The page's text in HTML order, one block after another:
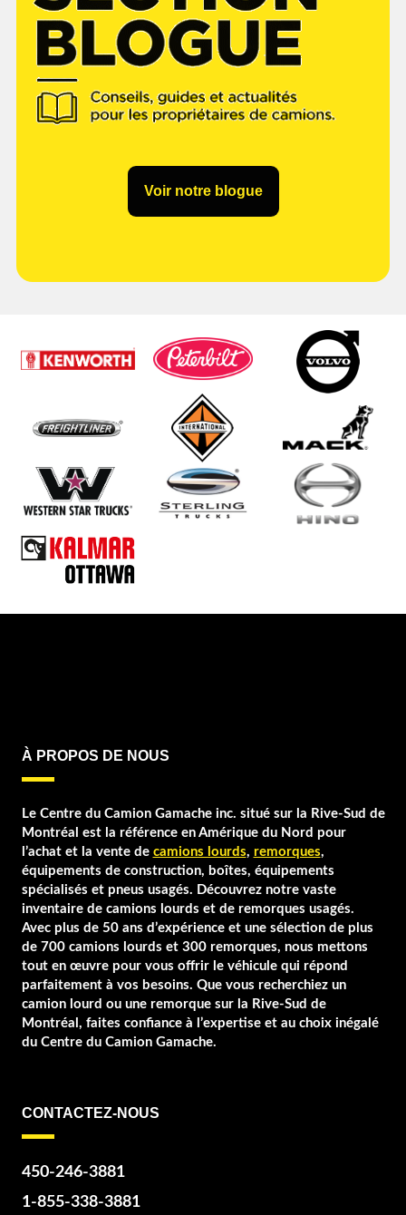
Voir notre blogue
À PROPOS DE NOUS
Le Centre du Camion Gamache inc. situé sur la Rive-Sud de
Montréal est la référence en Amérique du Nord pour
l’achat et la vente de camions lourds, remorques,
équipements de construction, boîtes, équipements
spécialisés et pneus usagés. Découvrez notre vaste
inventaire de camions lourds et de remorques usagés.
Avec plus de 50 ans d’expérience et une sélection de plus
de 700 camions lourds et 300 remorques, nous mettons
tout en œuvre pour vous offrir le véhicule qui répond
parfaitement à vos besoins. Que vous recherchiez un
camion lourd ou une remorque sur la Rive-Sud de
Montréal, faites confiance à l’expertise et au choix inégalé
du Centre du Camion Gamache.
CONTACTEZ-NOUS
450-246-3881
1-855-338-3881